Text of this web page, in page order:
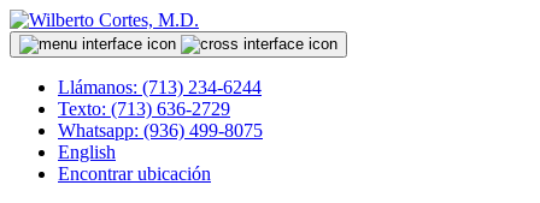
Llámanos: (713) 234-6244
Texto: (713) 636-2729
Whatsapp: (936) 499-8075
English
Encontrar ubicación